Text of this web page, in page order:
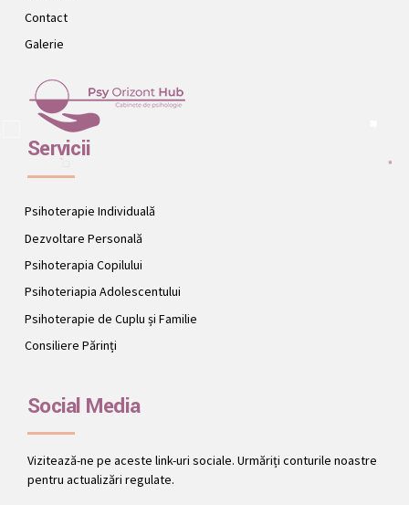
Contact
Galerie
Servicii
Psihoterapie Individuală
Dezvoltare Personală
Psihoterapia Copilului
Psihoteriapia Adolescentului
Psihoterapie de Cuplu și Familie
Consiliere Părinți
Social Media
Vizitează-ne pe aceste link-uri sociale. Urmăriți conturile noastre
pentru actualizări regulate.